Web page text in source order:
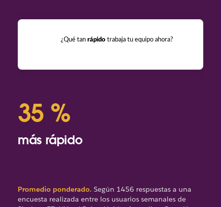
¿Qué tanrápidotrabaja tu equipo ahora?
35 %
más rápido
Promedio ponderado. Según 1456 respuestas a una
encuesta realizada entre los usuarios semanales de